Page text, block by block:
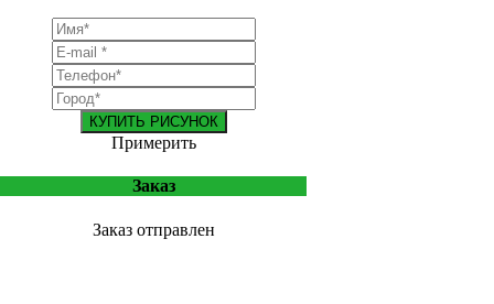
КУПИТЬ РИСУНОК
Примерить
Заказ
Заказ отправлен